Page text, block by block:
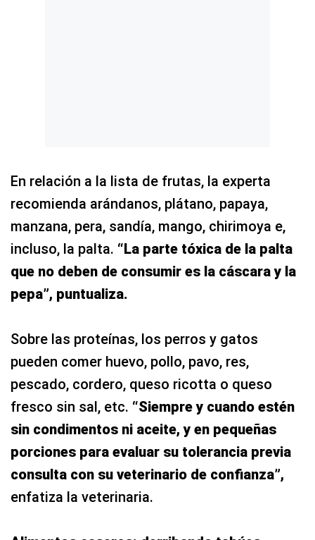
En relación a la lista de frutas, la experta
recomienda arándanos, plátano, papaya,
manzana, pera, sandía, mango, chirimoya e,
incluso, la palta. “La parte tóxica de la palta
que no deben de consumir es la cáscara y la
pepa”, puntualiza.
Sobre las proteínas, los perros y gatos
pueden comer huevo, pollo, pavo, res,
pescado, cordero, queso ricotta o queso
fresco sin sal, etc. “Siempre y cuando estén
sin condimentos ni aceite, y en pequeñas
porciones para evaluar su tolerancia previa
consulta con su veterinario de confianza”,
enfatiza la veterinaria.